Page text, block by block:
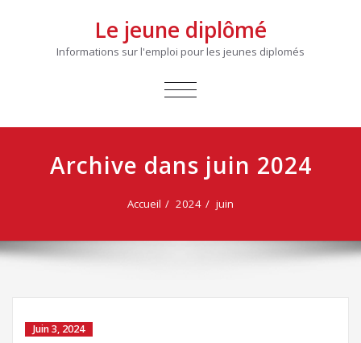
Le jeune diplômé
Informations sur l'emploi pour les jeunes diplomés
AFFICHER/MASQUER
Archive dans juin 2024
Accueil 2024 juin
Juin 3, 2024